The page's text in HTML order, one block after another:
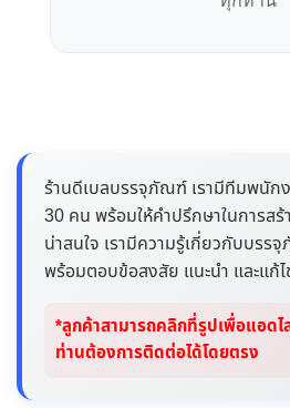
ร้านดีเบลบรรจุภัณฑ์ เรามีทีมพนัก
30 คน พร้อมให้คำปรึกษาในการสร้
น่าสนใจ เรามีความรู้เกี่ยวกับบรร
พร้อมตอบข้อสงสัย แนะนำ และแก้
*ลูกค้าสามารถคลิกที่รูปเพื่อแอด
ท่านต้องการติดต่อได้โดยตรง